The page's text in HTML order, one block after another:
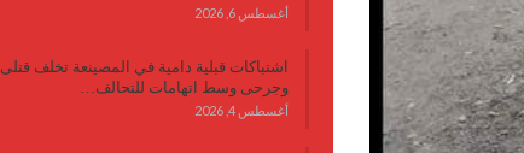
أغسطس 6, 2026
اشتباكات قبلية دامية في المصينعة تخلف قتلى
وجرحى وسط اتهامات للتحالف…
أغسطس 4, 2026